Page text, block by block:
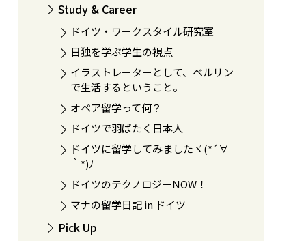
Study & Career
ドイツ・ワークスタイル研究室
日独を学ぶ学生の視点
イラストレーターとして、ベルリン
で生活するということ。
オペア留学って何？
ドイツで羽ばたく日本人
ドイツに留学してみましたヾ(*´∀
｀*)ﾉ
ドイツのテクノロジーNOW！
マナの留学日記 in ドイツ
Pick Up